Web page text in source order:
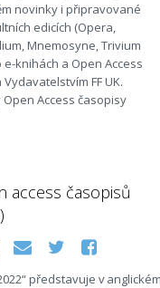
novinky i připravované
edicích (Opera,
Mnemosyne, Trivium
knihách a Open Access
FF UK.
Open Access časopisy
access časopisů
představuje v